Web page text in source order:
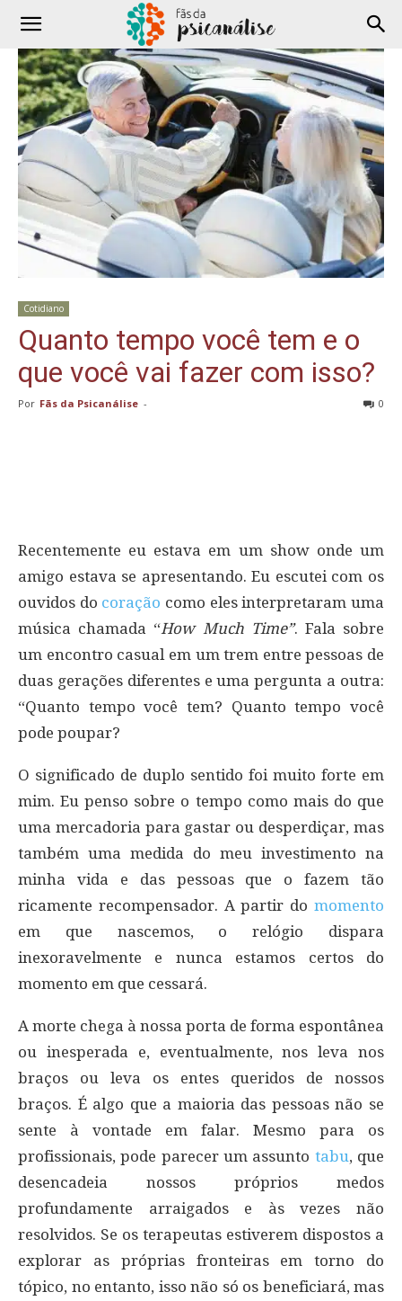
Cotidiano
Quanto tempo você tem e o
que você vai fazer com isso?
Por Fãs da Psicanálise - 0
Recentemente eu estava em um show onde um
amigo estava se apresentando. Eu escutei com os
ouvidos do coração como eles interpretaram uma
música chamada “How Much Time”. Fala sobre
um encontro casual em um trem entre pessoas de
duas gerações diferentes e uma pergunta a outra:
“Quanto tempo você tem? Quanto tempo você
pode poupar?
O significado de duplo sentido foi muito forte em
mim. Eu penso sobre o tempo como mais do que
uma mercadoria para gastar ou desperdiçar, mas
também uma medida do meu investimento na
minha vida e das pessoas que o fazem tão
ricamente recompensador. A partir do momento
em que nascemos, o relógio dispara
inexoravelmente e nunca estamos certos do
momento em que cessará.
A morte chega à nossa porta de forma espontânea
ou inesperada e, eventualmente, nos leva nos
braços ou leva os entes queridos de nossos
braços. É algo que a maioria das pessoas não se
sente à vontade em falar. Mesmo para os
profissionais, pode parecer um assunto tabu, que
desencadeia nossos próprios medos
profundamente arraigados e às vezes não
resolvidos. Se os terapeutas estiverem dispostos a
explorar as próprias fronteiras em torno do
tópico, no entanto, isso não só os beneficiará, mas